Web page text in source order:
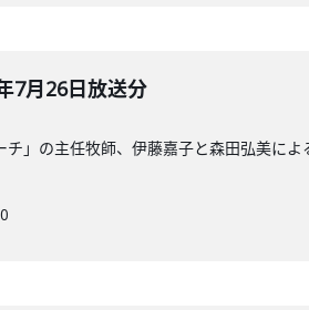
7月26日放送分
チ」の主任牧師、伊藤嘉子と森田弘美に